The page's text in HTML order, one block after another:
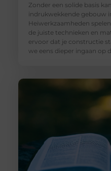
Zonder een solide basis
indrukwekkende gebouw
Heiwerkzaamheden
de juiste technieken en
ervoor dat je constructie
we eens dieper ingaan op